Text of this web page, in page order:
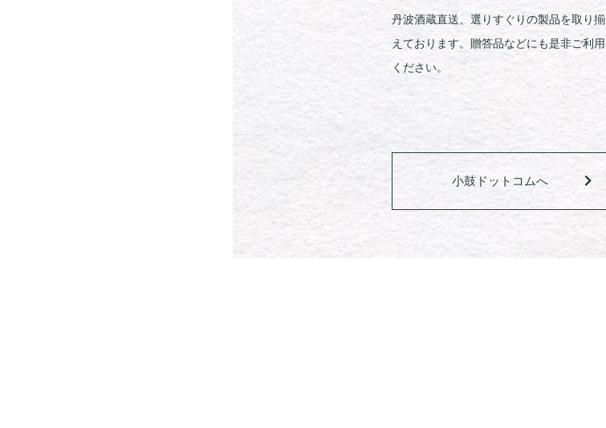
丹波酒蔵直送、選りすぐりの製品を取り揃
えております。贈答品などにも是非ご利用
ください。
小鼓ドットコムへ